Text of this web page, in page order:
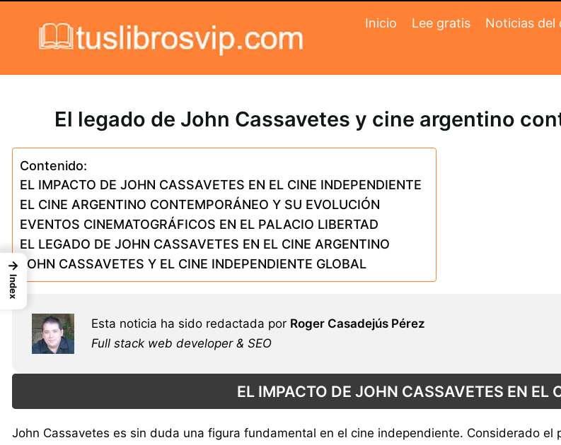
Inicio Lee gratis Noticias del
El legado de John Cassavetes y cine argentino
Contenido:
EL IMPACTO DE JOHN CASSAVETES EN EL CINE INDEPENDIENTE
EL CINE ARGENTINO CONTEMPORÁNEO Y SU EVOLUCIÓN
EVENTOS CINEMATOGRÁFICOS EN EL PALACIO LIBERTAD
EL LEGADO DE JOHN CASSAVETES EN EL CINE ARGENTINO
JOHN CASSAVETES Y EL CINE INDEPENDIENTE GLOBAL
Esta noticia ha sido redactada por Roger Casadejús Pérez
Full stack web developer & SEO
EL IMPACTO DE JOHN CASSAVETES EN EL
John Cassavetes es sin duda una figura fundamental en el cine independiente. Considerado
→
Index